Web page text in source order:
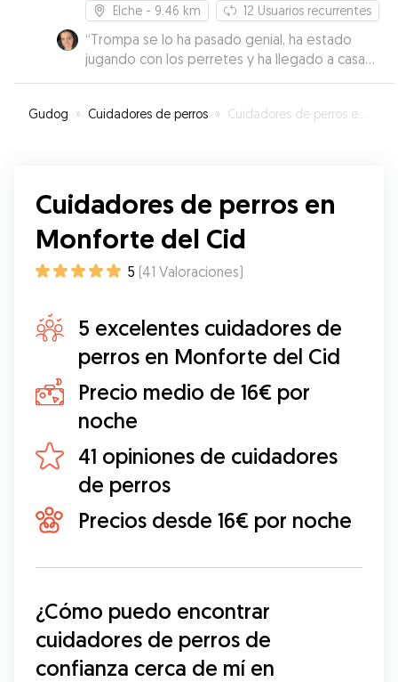
Elche - 9.46 km 12 Usuarios recurrentes
“Trompa se lo ha pasado genial, ha estado
jugando con los perretes y ha llegado a casa
super contenta.”
Gudog » Cuidadores de perros » Cuidadores de perros en Monforte del Cid
Cuidadores de perros en
Monforte del Cid
5 (41 Valoraciones)
5 excelentes cuidadores de
perros en Monforte del Cid
Precio medio de 16€ por
noche
41 opiniones de cuidadores
de perros
Precios desde 16€ por noche
¿Cómo puedo encontrar
cuidadores de perros de
confianza cerca de mí en